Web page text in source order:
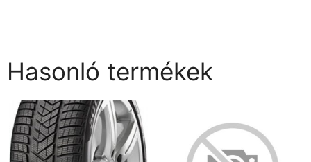
Hasonló termékek